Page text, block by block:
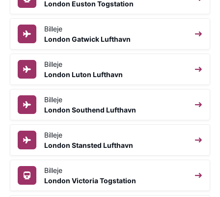
London Euston Togstation
Billeje
London Gatwick Lufthavn
Billeje
London Luton Lufthavn
Billeje
London Southend Lufthavn
Billeje
London Stansted Lufthavn
Billeje
London Victoria Togstation